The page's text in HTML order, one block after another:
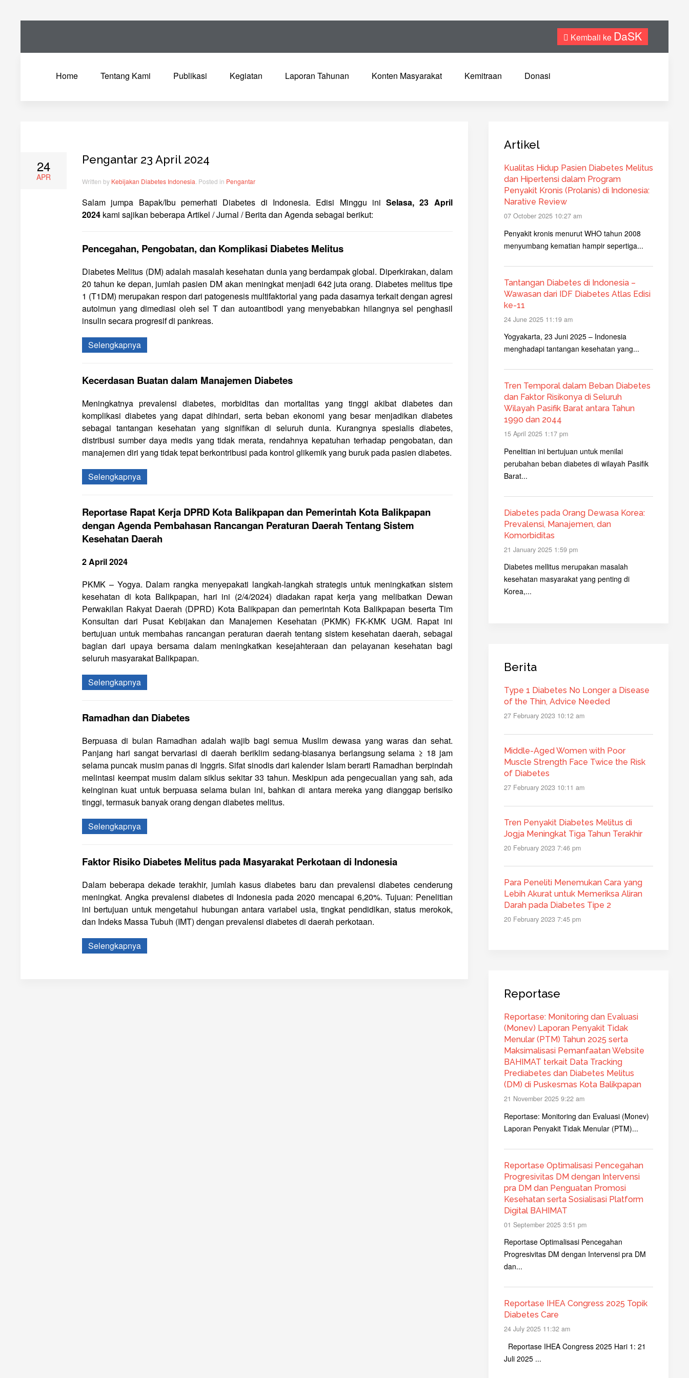
Kembali ke DaSK
Home Tentang Kami Publikasi Kegiatan Laporan Tahunan Konten Masyarakat Kemitraan Donasi
24
APR
Pengantar 23 April 2024
Written by Kebijakan Diabetes Indonesia . Posted in Pengantar
Salam jumpa Bapak/Ibu pemerhati Diabetes di Indonesia. Edisi Minggu iniSelasa, 23 April
2024 kami sajikan beberapa Artikel / Jurnal / Berita dan Agenda sebagai berikut:
Pencegahan, Pengobatan, dan Komplikasi Diabetes Melitus
Diabetes Melitus (DM) adalah masalah kesehatan dunia yang berdampak global. Diperkirakan, dalam
20 tahun ke depan, jumlah pasien DM akan meningkat menjadi 642 juta orang. Diabetes melitus tipe
1 (T1DM) merupakan respon dari patogenesis multifaktorial yang pada dasarnya terkait dengan agresi
autoimun yang dimediasi oleh sel T dan autoantibodi yang menyebabkan hilangnya sel penghasil
insulin secara progresif di pankreas.
Selengkapnya
Kecerdasan Buatan dalam Manajemen Diabetes
Meningkatnya prevalensi diabetes, morbiditas dan mortalitas yang tinggi akibat diabetes dan
komplikasi diabetes yang dapat dihindari, serta beban ekonomi yang besar menjadikan diabetes
sebagai tantangan kesehatan yang signifikan di seluruh dunia. Kurangnya spesialis diabetes,
distribusi sumber daya medis yang tidak merata, rendahnya kepatuhan terhadap pengobatan, dan
manajemen diri yang tidak tepat berkontribusi pada kontrol glikemik yang buruk pada pasien diabetes.
Selengkapnya
Reportase Rapat Kerja DPRD Kota Balikpapan dan Pemerintah Kota Balikpapan
dengan Agenda Pembahasan Rancangan Peraturan Daerah Tentang Sistem
Kesehatan Daerah
2 April 2024
PKMK – Yogya. Dalam rangka menyepakati langkah-langkah strategis untuk meningkatkan sistem
kesehatan di kota Balikpapan, hari ini (2/4/2024) diadakan rapat kerja yang melibatkan Dewan
Perwakilan Rakyat Daerah (DPRD) Kota Balikpapan dan pemerintah Kota Balikpapan beserta Tim
Konsultan dari Pusat Kebijakan dan Manajemen Kesehatan (PKMK) FK-KMK UGM. Rapat ini
bertujuan untuk membahas rancangan peraturan daerah tentang sistem kesehatan daerah, sebagai
bagian dari upaya bersama dalam meningkatkan kesejahteraan dan pelayanan kesehatan bagi
seluruh masyarakat Balikpapan.
Selengkapnya
Ramadhan dan Diabetes
Berpuasa di bulan Ramadhan adalah wajib bagi semua Muslim dewasa yang waras dan sehat.
Panjang hari sangat bervariasi di daerah beriklim sedang-biasanya berlangsung selama ≥ 18 jam
selama puncak musim panas di Inggris. Sifat sinodis dari kalender Islam berarti Ramadhan berpindah
melintasi keempat musim dalam siklus sekitar 33 tahun. Meskipun ada pengecualian yang sah, ada
keinginan kuat untuk berpuasa selama bulan ini, bahkan di antara mereka yang dianggap berisiko
tinggi, termasuk banyak orang dengan diabetes melitus.
Selengkapnya
Faktor Risiko Diabetes Melitus pada Masyarakat Perkotaan di Indonesia
Dalam beberapa dekade terakhir, jumlah kasus diabetes baru dan prevalensi diabetes cenderung
meningkat. Angka prevalensi diabetes di Indonesia pada 2020 mencapai 6,20%. Tujuan: Penelitian
ini bertujuan untuk mengetahui hubungan antara variabel usia, tingkat pendidikan, status merokok,
dan Indeks Massa Tubuh (IMT) dengan prevalensi diabetes di daerah perkotaan.
Selengkapnya
Artikel
Kualitas Hidup Pasien Diabetes Melitus
dan Hipertensi dalam Program
Penyakit Kronis (Prolanis) di Indonesia:
Narative Review
07 October 2025 10:27 am
Penyakit kronis menurut WHO tahun 2008
menyumbang kematian hampir sepertiga...
Tantangan Diabetes di Indonesia –
Wawasan dari IDF Diabetes Atlas Edisi
ke-11
24 June 2025 11:19 am
Yogyakarta, 23 Juni 2025 – Indonesia
menghadapi tantangan kesehatan yang...
Tren Temporal dalam Beban Diabetes
dan Faktor Risikonya di Seluruh
Wilayah Pasifik Barat antara Tahun
1990 dan 2044
15 April 2025 1:17 pm
Penelitian ini bertujuan untuk menilai
perubahan beban diabetes di wilayah Pasifik
Barat...
Diabetes pada Orang Dewasa Korea:
Prevalensi, Manajemen, dan
Komorbiditas
21 January 2025 1:59 pm
Diabetes mellitus merupakan masalah
kesehatan masyarakat yang penting di
Korea,...
Berita
Type 1 Diabetes No Longer a Disease
of the Thin, Advice Needed
27 February 2023 10:12 am
Middle-Aged Women with Poor
Muscle Strength Face Twice the Risk
of Diabetes
27 February 2023 10:11 am
Tren Penyakit Diabetes Melitus di
Jogja Meningkat Tiga Tahun Terakhir
20 February 2023 7:46 pm
Para Peneliti Menemukan Cara yang
Lebih Akurat untuk Memeriksa Aliran
Darah pada Diabetes Tipe 2
20 February 2023 7:45 pm
Reportase
Reportase: Monitoring dan Evaluasi
(Monev) Laporan Penyakit Tidak
Menular (PTM) Tahun 2025 serta
Maksimalisasi Pemanfaatan Website
BAHIMAT terkait Data Tracking
Prediabetes dan Diabetes Melitus
(DM) di Puskesmas Kota Balikpapan
21 November 2025 9:22 am
Reportase: Monitoring dan Evaluasi (Monev)
Laporan Penyakit Tidak Menular (PTM)...
Reportase Optimalisasi Pencegahan
Progresivitas DM dengan Intervensi
pra DM dan Penguatan Promosi
Kesehatan serta Sosialisasi Platform
Digital BAHIMAT
01 September 2025 3:51 pm
Reportase Optimalisasi Pencegahan
Progresivitas DM dengan Intervensi pra DM
dan...
Reportase IHEA Congress 2025 Topik
Diabetes Care
24 July 2025 11:32 am
Reportase IHEA Congress 2025 Hari 1: 21
Juli 2025 ...